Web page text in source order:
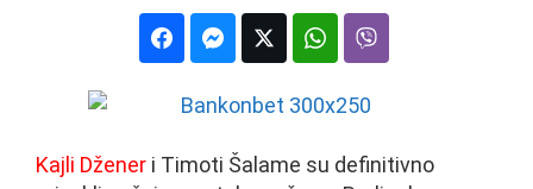
Kajli Džener i Timoti Šalame su definitivno